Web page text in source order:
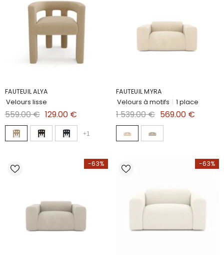
FAUTEUIL ALYA
Velours lisse
559.00 € 129.00 €
+1
FAUTEUIL MYRA
Velours à motifs | 1 place
1 539.00 € 569.00 €
-63% -63%